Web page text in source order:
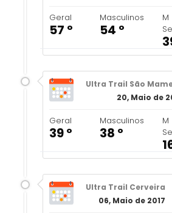
Geral
57 º
Masculinos
54 º
M
Ultra Trail São
20, Maio de
Geral
39 º
Masculinos
38 º
M
Ultra Trail Cerveira
06, Maio de 2017